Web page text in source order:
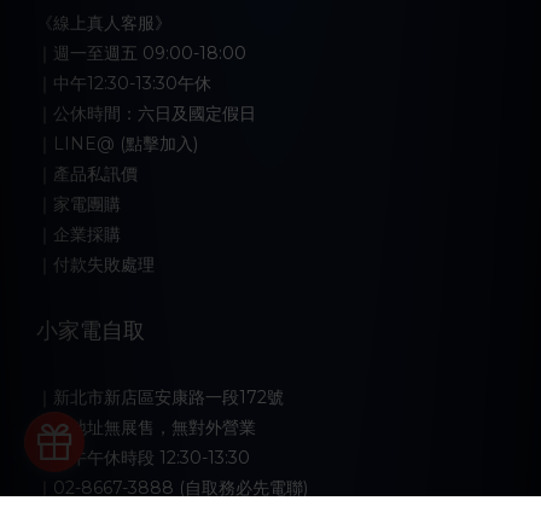
《線上真人客服》
｜週一至週五 09:00-18:00
｜中午12:30-13:30午休
｜公休時間：六日及國定假日
｜LINE@ (點擊加入)
｜產品私訊價
｜家電團購
｜企業採購
｜付款失敗處理
小家電自取
｜新北市新店區安康路一段172號
｜此地址無展售，無對外營業
｜中午午休時段 12:30-13:30
｜02-8667-3888 (自取務必先電聯)